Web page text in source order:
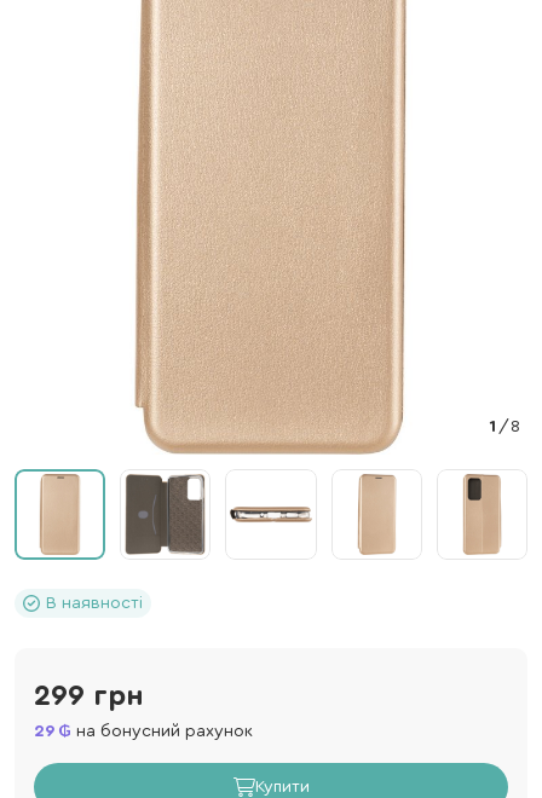
1 / 8
В наявності
299 грн
29 на бонусний рахунок
Купити